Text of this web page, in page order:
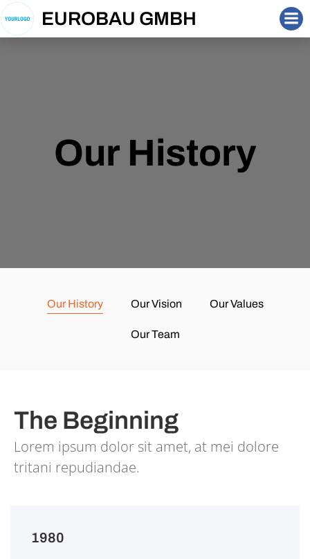
Inhalt
springen
EUROBAU GMBH
Our History
Our History Our Vision Our Values
Our Team
The Beginning
Lorem ipsum dolor sit amet, at mei dolore
tritani repudiandae.
1980